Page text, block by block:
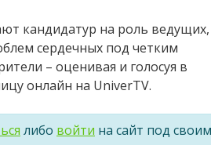
кандидатур на роль
сердечных под четким
– оценивая и голосуя в
онлайн на UniverTV.
либо войти на сайт под своим